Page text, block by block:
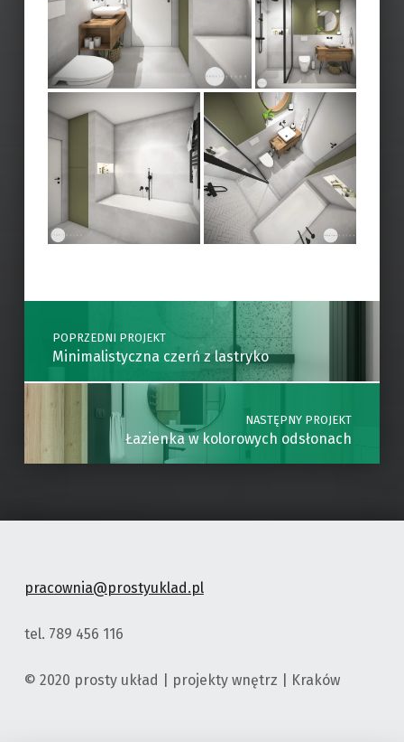
Post navigation
POPRZEDNI PROJEKT
Minimalistyczna czerń z lastryko
NASTĘPNY PROJEKT
Łazienka w kolorowych odsłonach
pracownia@prostyuklad.pl
tel. 789 456 116
© 2020 prosty układ | projekty wnętrz | Kraków